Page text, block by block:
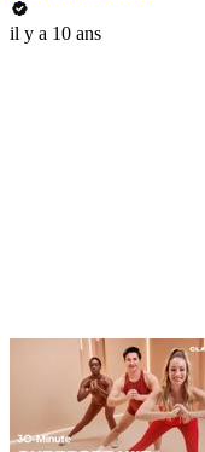
il y a 10 ans